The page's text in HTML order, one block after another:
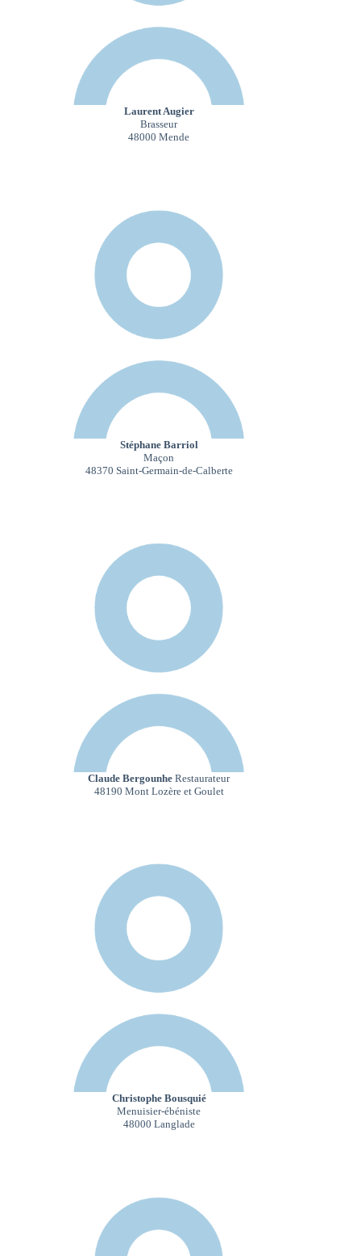
Laurent Augier
Brasseur
48000 Mende
Stéphane Barriol
Maçon
48370 Saint-Germain-de-Calberte
Claude Bergounhe Restaurateur
48190 Mont Lozère et Goulet
Christophe Bousquié
Menuisier-ébéniste
48000 Langlade